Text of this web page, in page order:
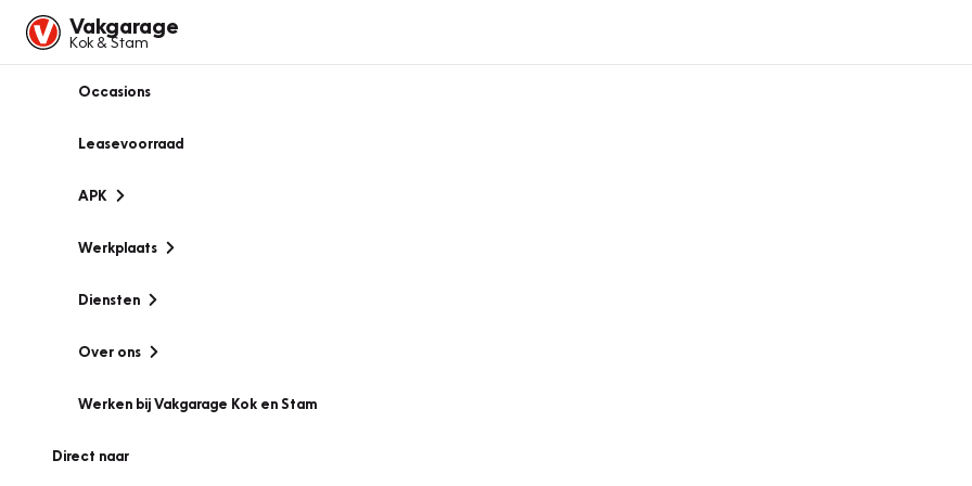
Vakgarage
Kok & Stam
Occasions
Leasevoorraad
APK
Werkplaats
Diensten
Over ons
Werken bij Vakgarage Kok en Stam
Direct naar